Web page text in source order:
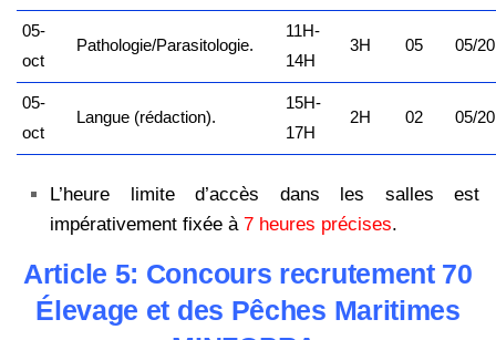
05-
oct
Pathologie/Parasitologie.
11H-
14H
3H 05 05/20
05-
oct
Langue (rédaction).
15H-
17H
2H 02 05/20
L’heure limite d’accès dans les salles est
impérativement fixée à 7 heures précises.
Article 5: Concours recrutement 70
Élevage et des Pêches Maritimes